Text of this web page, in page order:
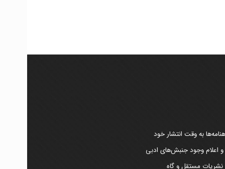
به وقت انتشار خود
و اعلام وجود جنبش‌های ادبی
نشریات مستقل و گاه